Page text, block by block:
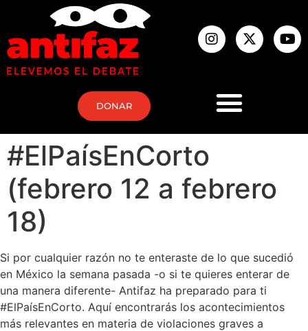
DONAR
#ElPaísEnCorto
(febrero 12 a febrero
18)
Si por cualquier razón no te enteraste de lo que sucedió
en México la semana pasada -o si te quieres enterar de
una manera diferente- Antifaz ha preparado para ti
#ElPaísEnCorto. Aquí encontrarás los acontecimientos
más relevantes en materia de violaciones graves a